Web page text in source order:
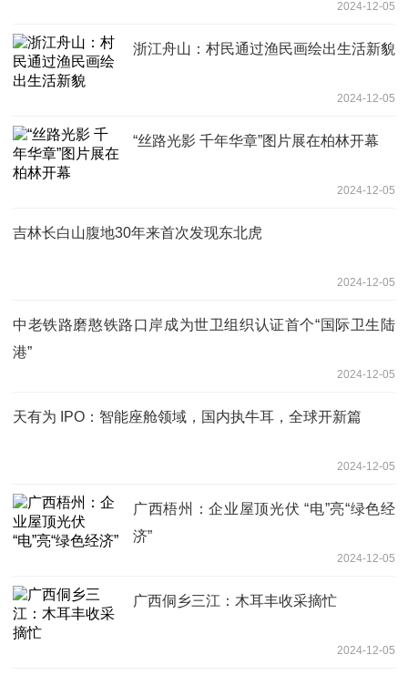
2024-12-05
浙江舟山：村民通过渔民画绘出生活新貌
2024-12-05
“丝路光影 千年华章”图片展在柏林开幕
2024-12-05
吉林长白山腹地30年来首次发现东北虎
2024-12-05
中老铁路磨憨铁路口岸成为世卫组织认证首个“国际卫生陆
港”
2024-12-05
天有为 IPO：智能座舱领域，国内执牛耳，全球开新篇
2024-12-05
广西梧州：企业屋顶光伏 “电”亮“绿色经
济”
2024-12-05
广西侗乡三江：木耳丰收采摘忙
2024-12-05